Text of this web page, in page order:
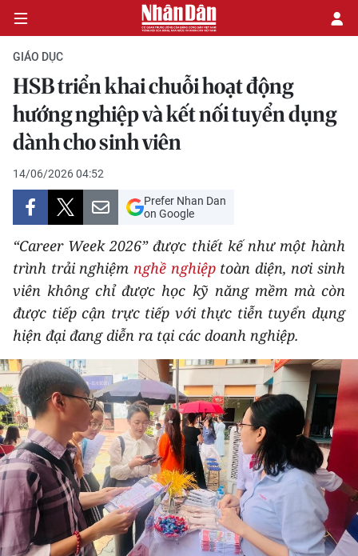
CHÍNH TRỊ
KINH TẾ
VĂN HÓA
XÃ HỘI
PHÁP LUẬT
DU LỊCH
THẾ GIỚI
THỂ THAO
GIÁO DỤC
Y TẾ
KHOA HỌC - CÔNG NGHỆ
MÔI TRƯỜNG
GIÁO DỤC
HSB triển khai chuỗi hoạt động
hướng nghiệp và kết nối tuyển dụng
dành cho sinh viên
14/06/2026 04:52
Prefer Nhan Dan
on Google
“Career Week 2026” được thiết kế như một hành
trình trải nghiệm nghề nghiệptoàn diện, nơi sinh
viên không chỉ được học kỹ năng mềm mà còn
được tiếp cận trực tiếp với thực tiễn tuyển dụng
hiện đại đang diễn ra tại các doanh nghiệp.